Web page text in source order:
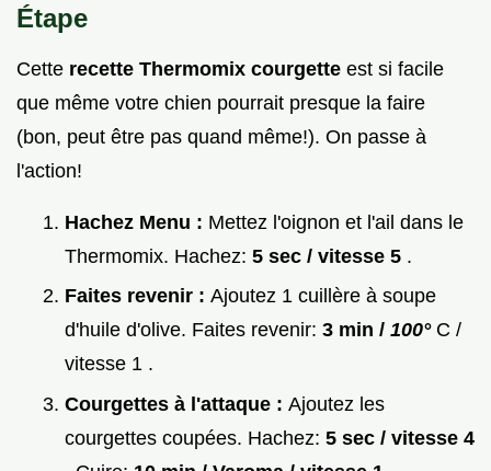
Étape
Cette recette Thermomix courgette est si facile
que même votre chien pourrait presque la faire
(bon, peut être pas quand même!). On passe à
l'action!
Hachez Menu : Mettez l'oignon et l'ail dans le
Thermomix. Hachez: 5 sec / vitesse 5 .
Faites revenir : Ajoutez 1 cuillère à soupe
d'huile d'olive. Faites revenir: 3 min / 100° C /
vitesse 1 .
Courgettes à l'attaque : Ajoutez les
courgettes coupées. Hachez: 5 sec / vitesse 4